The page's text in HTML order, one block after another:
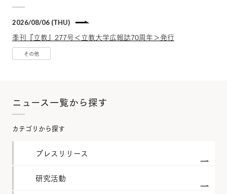
2026/08/06 (THU)
季刊『立教』277号＜立教大学広報誌70周年＞発行
その他
ニュース一覧から探す
カテゴリから探す
プレスリリース
研究活動